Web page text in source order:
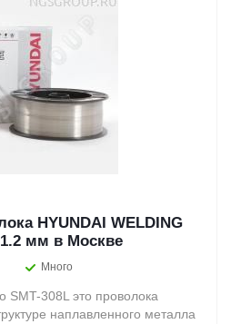
HYUNDAI WELDING
1.2 мм в Москве
Много
SMT-308L это проволока
наплавленного металла